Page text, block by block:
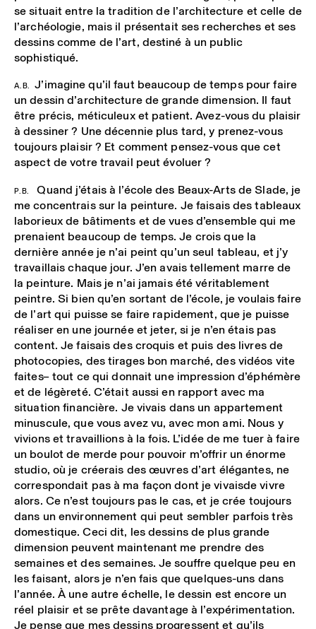
se situait entre la tradition de l’architecture et celle de
l’archéologie, mais il présentait ses recherches et ses
dessins comme de l’art, destiné à un public
sophistiqué.
A.B. J’imagine qu’il faut beaucoup de temps pour faire
un dessin d’architecture de grande dimension. Il faut
être précis, méticuleux et patient. Avez-vous du plaisir
à dessiner ? Une décennie plus tard, y prenez-vous
toujours plaisir ? Et comment pensez-vous que cet
aspect de votre travail peut évoluer ?
P.B.
Quand j’étais à l’école des Beaux-Arts de Slade, je
me concentrais sur la peinture. Je faisais des tableaux
laborieux de bâtiments et de vues d’ensemble qui me
prenaient beaucoup de temps. Je crois que la
dernière année je n’ai peint qu’un seul tableau, et j’y
travaillais chaque jour. J’en avais tellement marre de
la peinture. Mais je n’ai jamais été véritablement
peintre. Si bien qu’en sortant de l’école, je voulais faire
de l’art qui puisse se faire rapidement, que je puisse
réaliser en une journée et jeter, si je n’en étais pas
content. Je faisais des croquis et puis des livres de
photocopies, des tirages bon marché, des vidéos vite
faites ̶ tout ce qui donnait une impression d’éphémère
et de légèreté. C’était aussi en rapport avec ma
situation financière. Je vivais dans un appartement
minuscule, que vous avez vu, avec mon ami. Nous y
vivions et travaillions à la fois. L’idée de me tuer à faire
un boulot de merde pour pouvoir m’offrir un énorme
studio, où je créerais des œuvres d’art élégantes, ne
correspondait pas à ma façon dont je vivaisde vivre
alors. Ce n’est toujours pas le cas, et je crée toujours
dans un environnement qui peut sembler parfois très
domestique. Ceci dit, les dessins de plus grande
dimension peuvent maintenant me prendre des
semaines et des semaines. Je souffre quelque peu en
les faisant, alors je n’en fais que quelques-uns dans
l’année. À une autre échelle, le dessin est encore un
réel plaisir et se prête davantage à l’expérimentation.
Je pense que mes dessins progressent et qu’ils